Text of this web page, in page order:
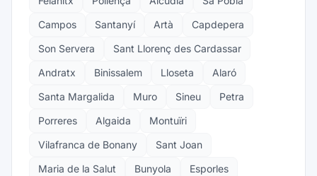
Campos
Santanyí Artà
Capdepera
Son Servera
Sant Llorenç des Cardassar
Andratx
Binissalem Lloseta
Alaró
Santa Margalida
Muro Sineu
Petra
Porreres
Algaida
Montuïri
Vilafranca de Bonany
Sant Joan
Maria de la Salut
Bunyola
Esporles